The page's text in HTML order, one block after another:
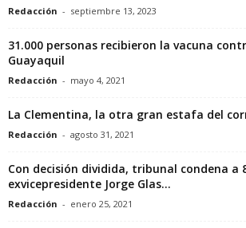
Redacción - septiembre 13, 2023
31.000 personas recibieron la vacuna
Guayaquil
Redacción - mayo 4, 2021
La Clementina, la otra gran estafa del
Redacción - agosto 31, 2021
Con decisión dividida, tribunal condena a
exvicepresidente Jorge Glas...
Redacción - enero 25, 2021